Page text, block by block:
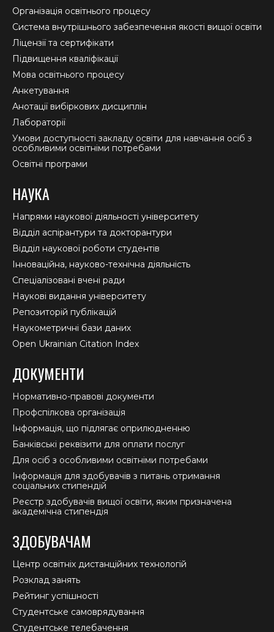
in
new
window
in
new
window
in
new
window
Організація освітнього процесу
Система внутрішнього забезпечення якості вищої освіти
Ліцензії та сертифікати
Підвищення кваліфікації
Мова освітнього процесу
Анкетування
Анотації вибіркових дисциплін
Лабораторії
Умови доступності закладу освіти для навчання осіб з
особливими освітніми потребами
Освітні програми
НАУКА
Напрями наукової діяльності університету
Відділ аспірантури та докторантури
Відділ наукової роботи студентів
Інноваційна, науково-технічна діяльність
Спеціалізовані вчені ради
Наукові видання університету
Репозиторій публікацій
Наукометричні бази даних
Open Ukrainian Citation Index
ДОКУМЕНТИ
Нормативно-правові документи
Профспілкова організація
Інформація, що підлягає оприлюдненню
Банківські реквізити для оплати послуг
Для осіб з особливими освітніми потребами
Інформація для здобувачів з питань отримання
соціальних стипендій
Реєстр здобувачів вищої освіти, яким призначена
академічна стипендія
ЗДОБУВАЧАМ
Центр освітніх дистанційних технологій
Розклад занять
Рейтинг успішності
Студентське самоврядування
Студентське телебачення